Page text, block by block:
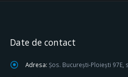
Date de contact
Adresa: Șos. București-Ploiești